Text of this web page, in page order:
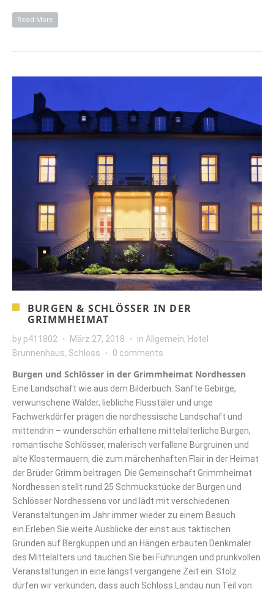
Read More
BURGEN & SCHLÖSSER IN DER
GRIMMHEIMAT
by p411802 März 27, 2018 in Allgemein, Hotel
Brunnenhaus, Schloss 0 comments
Burgen und Schlösser in der Grimmheimat Nordhessen
Eine Landschaft wie aus dem Bilderbuch: Sanfte Gebirge,
verwunschene Wälder, liebliche Flusstäler und urige
Fachwerkdörfer prägen die nordhessische Landschaft und
mittendrin – wunderschön erhaltene mittelalterliche Burgen,
romantische Schlösser, malerisch verfallene Burgruinen und
alte Klostermauern, die zum märchenhaften Flair in der Heimat
der Brüder Grimm beitragen. Die Gemeinschaft Grimmheimat
Nordhessen stellt rund 25 Schmuckstücke der Burgen und
Schlösser Nordhessens vor und lädt mit verschiedenen
Veranstaltungen im Jahr immer wieder zu einem Besuch
ein.Erleben Sie weite Ausblicke der einst aus taktischen
Gründen auf Bergkuppen und an Hängen erbauten Denkmäler
des Mittelalters und tauchen Sie bei Führungen und prunkvollen
Veranstaltungen in eine längst vergangene Zeit ein. Stolz
dürfen wir verkünden, dass auch Schloss Landau nun Teil von